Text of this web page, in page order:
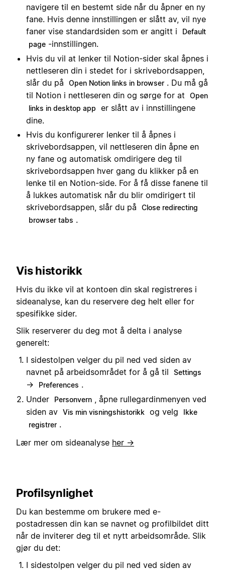
navigere til en bestemt side når du åpner en ny
fane. Hvis denne innstillingen er slått av, vil nye
faner vise standardsiden som er angitt i
Default
page -innstillingen.
Hvis du vil at lenker til Notion-sider skal åpnes i
nettleseren din i stedet for i skrivebordsappen,
slår du på
Open Notion links in browser . Du må gå
til Notion i nettleseren din og sørge for at
Open
links in desktop app
er slått av i innstillingene
dine.
Hvis du konfigurerer lenker til å åpnes i
skrivebordsappen, vil nettleseren din åpne en
ny fane og automatisk omdirigere deg til
skrivebordsappen hver gang du klikker på en
lenke til en Notion-side. For å få disse fanene til
å lukkes automatisk når du blir omdirigert til
skrivebordsappen, slår du på
Close redirecting
browser tabs .
Vis historikk
Hvis du ikke vil at kontoen din skal registreres i
sideanalyse, kan du reservere deg helt eller for
spesifikke sider.
Slik reserverer du deg mot å delta i analyse
generelt:
I sidestolpen velger du pil ned ved siden av
navnet på arbeidsområdet for å gå til
Settings
→ Preferences .
Under
Personvern , åpne rullegardinmenyen ved
siden av Vis min visningshistorikk og velg
Ikke
registrer .
Lær mer om sideanalyse her →
Profilsynlighet
Du kan bestemme om brukere med e-
postadressen din kan se navnet og profilbildet ditt
når de inviterer deg til et nytt arbeidsområde. Slik
gjør du det:
I sidestolpen velger du pil ned ved siden av